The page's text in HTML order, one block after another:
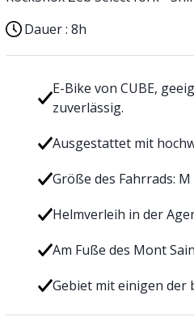
Dauer : 8h
E-Bike von CUBE,
zuverlässig.
Ausgestattet mit
Größe des Fahrrads: M
Helmverleih in der
Am Fuße des Mont
Gebiet mit einigen der